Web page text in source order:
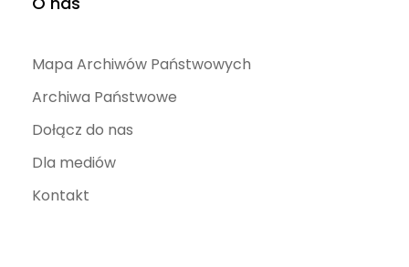
Mapa Archiwów Państwowych
Archiwa Państwowe
Dołącz do nas
Dla mediów
Kontakt